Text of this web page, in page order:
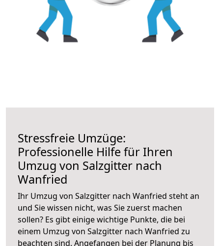
Stressfreie Umzüge:
Professionelle Hilfe für Ihren
Umzug von Salzgitter nach
Wanfried
Ihr Umzug von Salzgitter nach Wanfried steht an
und Sie wissen nicht, was Sie zuerst machen
sollen? Es gibt einige wichtige Punkte, die bei
einem Umzug von Salzgitter nach Wanfried zu
beachten sind. Angefangen bei der Planung bis